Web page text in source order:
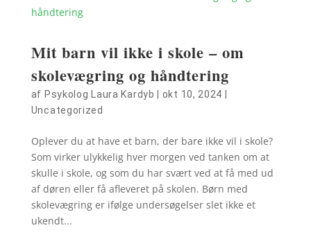
Mit barn vil ikke i skole – om
skolevægring og håndtering
af Psykolog Laura Kardyb okt 10, 2024
Uncategorized
Oplever du at have et barn, der bare ikke vil i skole?
Som virker ulykkelig hver morgen ved tanken om at
skulle i skole, og som du har svært ved at få med ud
af døren eller få afleveret på skolen. Børn med
skolevægring er ifølge undersøgelser slet ikke et
ukendt...